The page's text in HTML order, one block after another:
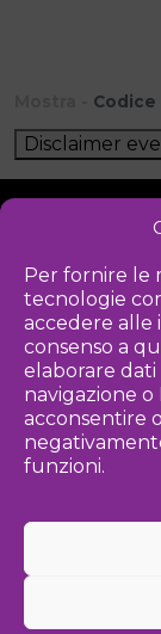
Per fornire le
tecnologie
accedere alle
consenso a
elaborare
navigazione o
acconsentire
funzioni.
Codice
Disclaimer
Associazione